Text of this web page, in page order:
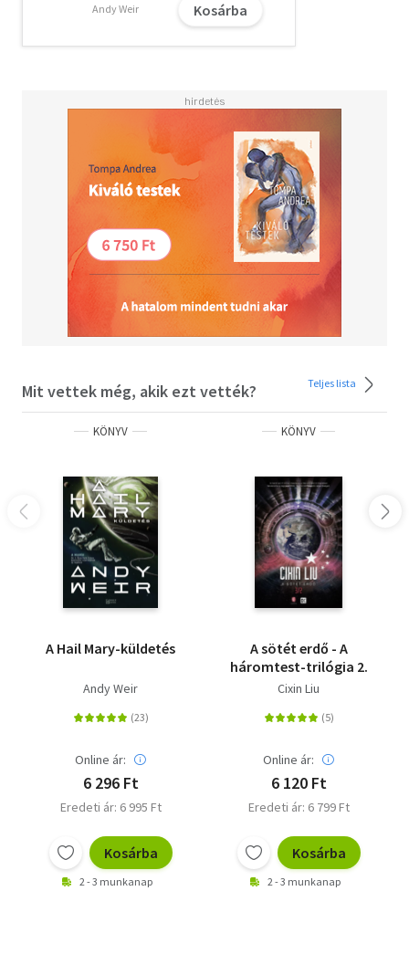
Andy Weir Kosárba
Mit vettek még, akik ezt vették? Teljes lista
KÖNYV
A Hail Mary-küldetés
Andy Weir
Online ár:
6 296 Ft
Eredeti ár: 6 995 Ft
Kosárba
2 - 3 munkanap
KÖNYV
A sötét erdő - A
háromtest-trilógia 2.
Cixin Liu
Online ár:
6 120 Ft
Eredeti ár: 6 799 Ft
Kosárba
2 - 3 munkanap